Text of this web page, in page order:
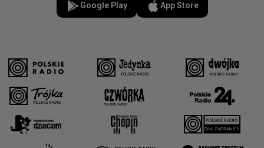
Google Play App Store